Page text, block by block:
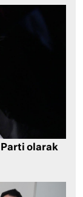
Parti olarak